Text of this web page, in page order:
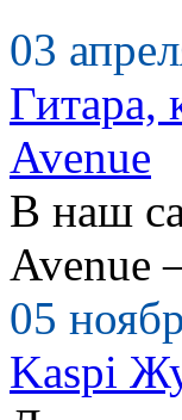
03
Гитара,
Avenue
В наш
Avenue
05
Kaspi